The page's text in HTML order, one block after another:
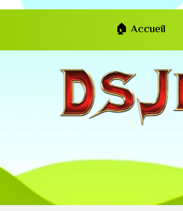
🏠 Accueil